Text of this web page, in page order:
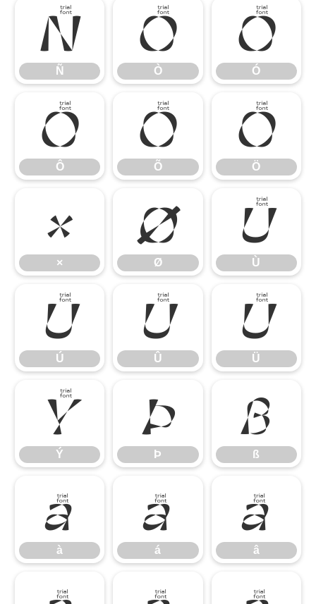
Ñ
Ñ
Ò
Ò
Ó
Ó
Ô
Ô
Õ
Õ
Ö
Ö
×
×
Ø
Ø
Ù
Ù
Ú
Ú
Û
Û
Ü
Ü
Ý
Ý
Þ
Þ
ß
ß
à
à
á
á
â
â